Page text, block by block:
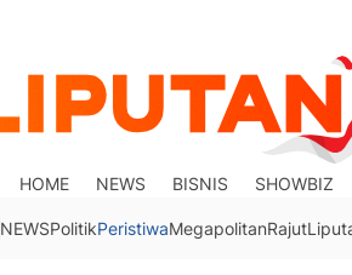
HOME NEWS BISNIS SHOWBIZ
NEWSPolitikPeristiwaMegapolitanRajut